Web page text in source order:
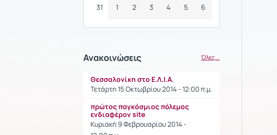
31 1 2 3 4 5 6
Ανακοινώσεις Όλες...
Θεσσαλονίκη στο Ε.Λ.Ι.Α.
Τετάρτη 15 Οκτωβρίου 2014 - 12:00 π.μ.
πρώτος παγκόσμιος πόλεμος
ενδιαφέρον site
Κυριακή 9 Φεβρουαρίου 2014 -